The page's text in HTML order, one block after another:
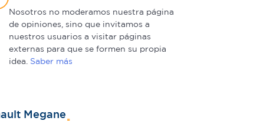
Nosotros no moderamos nuestra página
de opiniones, sino que invitamos a
nuestros usuarios a visitar páginas
externas para que se formen su propia
idea. Saber más
Megane